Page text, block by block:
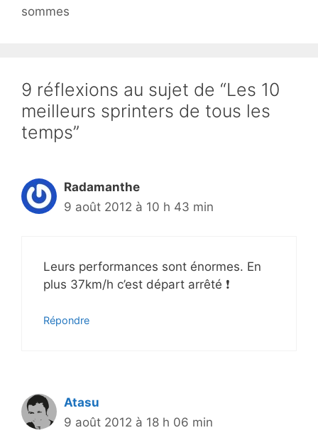
sommes
9 réflexions au sujet de “Les 10
meilleurs sprinters de tous les
temps”
Radamanthe
9 août 2012 à 10 h 43 min
Leurs performances sont énormes. En
plus 37km/h c’est départ arrêté ❗
Répondre
Atasu
9 août 2012 à 18 h 06 min